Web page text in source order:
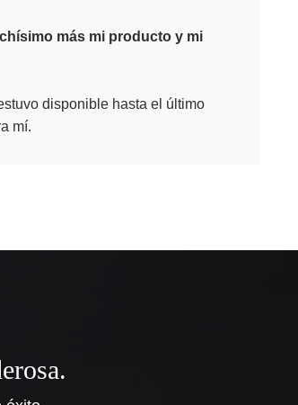
más mi producto y mi
disponible hasta el último
mí.